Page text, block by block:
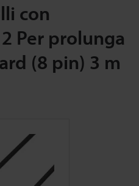
con
Per prolunga
(8 pin) 3 m